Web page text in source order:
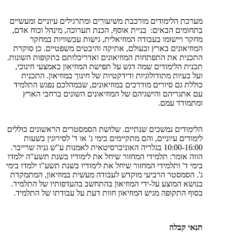
מערכת הלימודים מורכבת משיעורים ומתרגילים עיוניים ומעשיים
בתחומים הבאים: בניית אוסף, הכנת תערוכה, מינהל וכוח אדם,
מחקר ויישומו בעבודה המוזיאלית, גישות עכשוויות במחקר
המוזיאונים בארץ ובעולם, אתיקה והיבטים משפטיים. כן סוקרת
התכנית את התפתחות המוזיאונים ואדריכלותם בתקופות השונות.
תכנית הלימודים שמה דגש על תפישת המוזיאון כאמצעי חינוכי,
ועל בעיות מתודולוגיות ודידקטיות של חינוך במוזיאון. התכנית
כוללת גם סיורים מודרכים במוזיאונים, שבמהלכם נפגש התלמיד
עם אתגריהם והישגיהם של המוזיאונים השונים ברחבי הארץ
ומתמודד עמם.
הלימודים נמשכים שנתיים. שלושת הסמסטרים הראשונים כוללים
לימודים עיוניים, והם מתקיימים בימי ג' או ד' לסירוגין בשעות
10:00-16:00 בגלריה האוניברסיטאית לאמנות ע"ש גניה שרייבר.
הווה אומר: תלמידי המחזור שיחל את לימודיו בשנת תשע"ה ילמדו
בימי ד' ותלמידי המחזור שיחל את לימודיו בשנת תשע"ו ילמדו בימי
ג'. הסמסטר הרביעי מוקדש לעבודה מעשית במוזיאון, המתמקדת
בנושא המוצע על-ידי המוזיאון בהתחשב בהעדפותיו של התלמיד.
בסוף התקופה מגיש המוזיאון חוות דעת על עבודתו של התלמיד.
תנאי קבלה